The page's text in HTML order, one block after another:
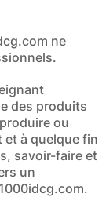
ne
des produits
ou
et à quelque fin
savoir-faire et
un